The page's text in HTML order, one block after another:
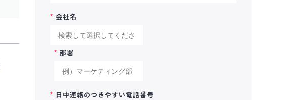
会社名
*
部署
*
日中連絡のつきやすい電話番号
*